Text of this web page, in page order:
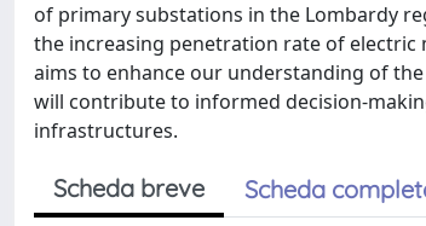
of primary substations in the Lombardy
the increasing penetration rate of
aims to enhance our understanding of
will contribute to informed decision-
infrastructures.
Scheda breve Scheda